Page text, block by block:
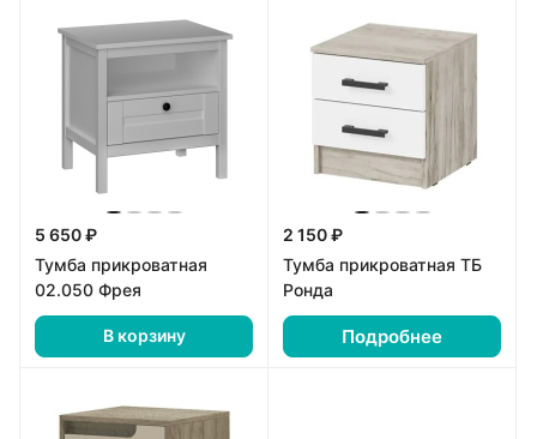
5 650 ₽
Тумба прикроватная
02.050 Фрея
В корзину
2 150 ₽
Тумба прикроватная ТБ
Ронда
Подробнее